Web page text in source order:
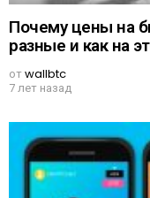
Почему цены на
разные и как на
отwallbtc
7 лет назад